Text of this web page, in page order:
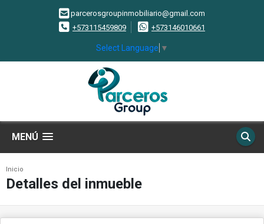
parcerosgroupinmobiliario@gmail.com
+573115459809
+573146010661
Select Language ▼
MENÚ
Inicio
Detalles del inmueble